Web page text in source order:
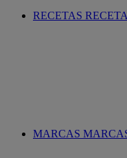
RECETAS
MARCAS